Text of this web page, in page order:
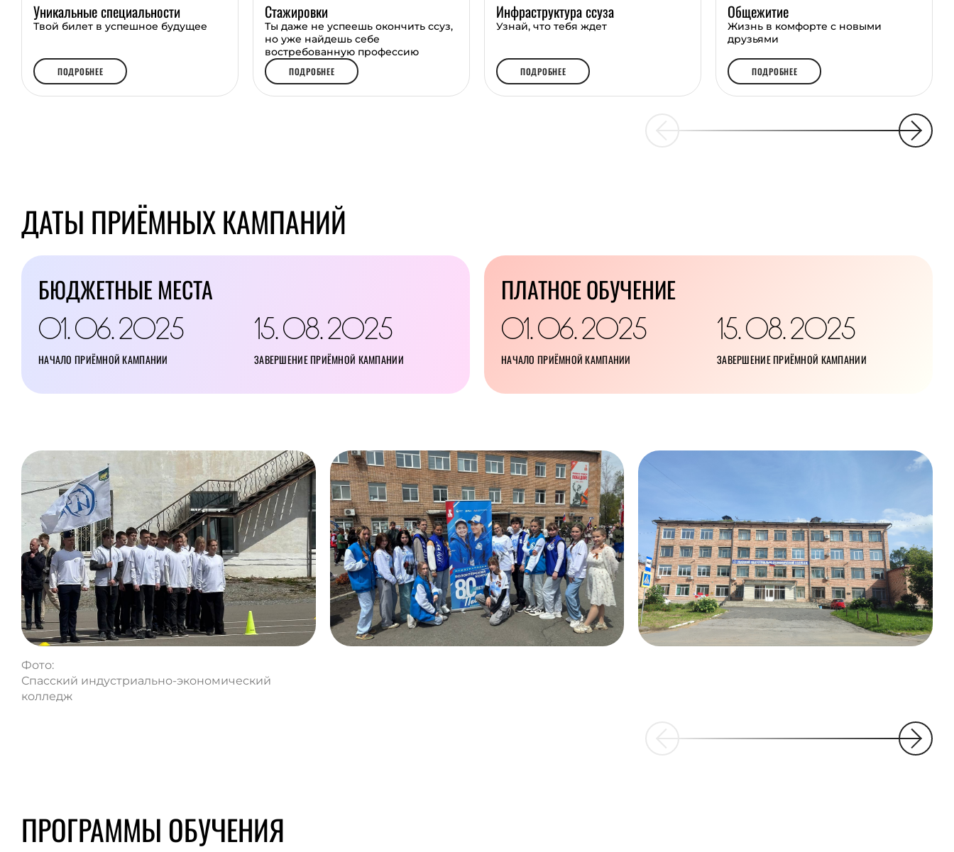
сегодня!
Уникальные специальности
Твой билет в успешное будущее
ПОДРОБНЕЕ
Стажировки
Ты даже не успеешь окончить ссуз,
но уже найдешь себе
востребованную профессию
ПОДРОБНЕЕ
Инфраструктура ссуза
Узнай, что тебя ждет
ПОДРОБНЕЕ
Общежитие
Жизнь в комфорте с новыми
друзьями
ПОДРОБНЕЕ
ДАТЫ ПРИЁМНЫХ КАМПАНИЙ
БЮДЖЕТНЫЕ МЕСТА
01 06 2025
НАЧАЛО ПРИЁМНОЙ КАМПАНИИ
15 08 2025
ЗАВЕРШЕНИЕ ПРИЁМНОЙ КАМПАНИИ
ПЛАТНОЕ ОБУЧЕНИЕ
01 06 2025
НАЧАЛО ПРИЁМНОЙ КАМПАНИИ
15 08 2025
ЗАВЕРШЕНИЕ ПРИЁМНОЙ КАМПАНИИ
Фото:
Спасский индустриально-экономический
колледж
ПРОГРАММЫ ОБУЧЕНИЯ